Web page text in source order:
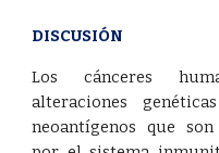
DISCUSIÓN
Los cánceres
alteraciones
neoantígenos que